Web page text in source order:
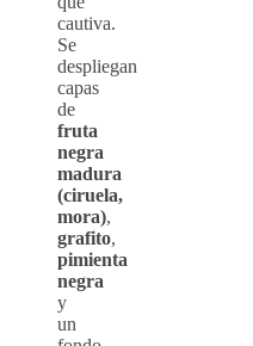
cautiva.
Se
despliegan
capas
de
fruta
negra
madura
(ciruela,
mora),
grafito,
pimienta
negra
y
un